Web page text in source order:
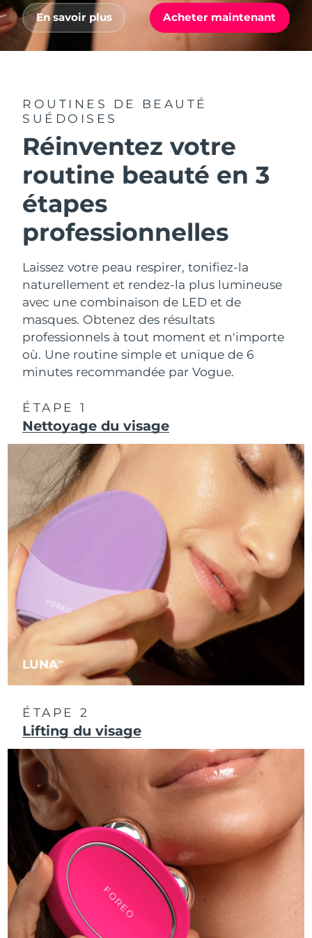
En savoir plus Acheter maintenant
ROUTINES DE BEAUTÉ
SUÉDOISES
Réinventez votre
routine beauté en 3
étapes
professionnelles
Laissez votre peau respirer, tonifiez-la
naturellement et rendez-la plus lumineuse
avec une combinaison de LED et de
masques. Obtenez des résultats
professionnels à tout moment et n'importe
où. Une routine simple et unique de 6
minutes recommandée par Vogue.
LUNATM
ÉTAPE 1
Nettoyage du visage
ÉTAPE 2
Lifting du visage
For healthy hair
18% PAP
Cosmétiques Hommes
Acheter tout
FOREO APP
À PROPROS
Israël Livraison estimée8/14/26
Italie Livraison estimée8/10/26
Jersey
Kazakhstan Livraison estimée
Koweït Livraison estimée 8/10/26
Lettonie
Liban
Lituanie Livraison estimée
Luxembourg
R.A.S. chinoise de
Macao
Livraison estimée
Malte
Mexique Livraison estimée8/14/26
Monaco Livraison estimée8/11/26
Pays-Bas Livraison estimée8/10/26
Nouvelle-Zélande Livraison estimée8/10/26
Norvège Livraison estimée
Oman Livraison estimée8/13/26
Livraison estimée
Pologne Livraison estimée8/11/26
Portugal
Porto Rico Livraison estimée8/12/26
Qatar Livraison estimée
La Réunion Livraison estimée 8/15/26
Roumanie Livraison estimée 8/10/26
Russie Livraison estimée
Arabie saoudite Livraison estimée